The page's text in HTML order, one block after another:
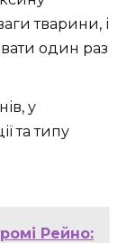
тварини, і
один раз
у
та типу
Рейно: